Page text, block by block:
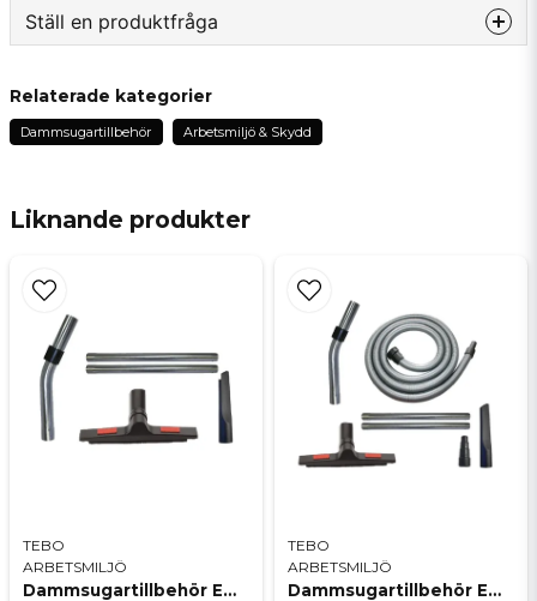
Liknande produkter
TEBO
ARBETSMILJÖ
Dammsugartillbehör EW standard
TEBO
ARBETSMILJÖ
Dammsugartillbehör EWS standard
Ställ en produktfråga
Fråga oss något om denna produkten...
Namn
email
Mejladress
Ja, ni får publicera min fråga
Relaterade kategorier
Dammsugartillbehör Arbetsmiljö & Skydd